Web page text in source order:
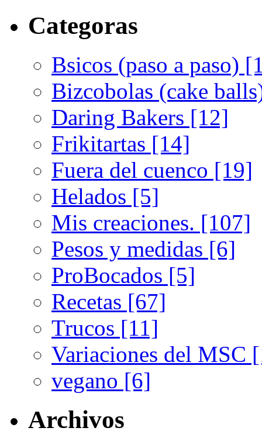
Categoras
Bsicos (paso a paso)
Bizcobolas (cake
Daring Bakers [12]
Frikitartas [14]
Fuera del cuenco [19]
Helados [5]
Mis creaciones. [107]
Pesos y medidas [6]
ProBocados [5]
Recetas [67]
Trucos [11]
Variaciones del MSC
vegano [6]
Archivos